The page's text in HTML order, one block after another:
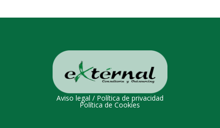
Aviso legal / Política de privacidad
Política de Cookies